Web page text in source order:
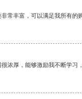
常丰富，可以满足我所有的
浓厚，能够激励我不断学习